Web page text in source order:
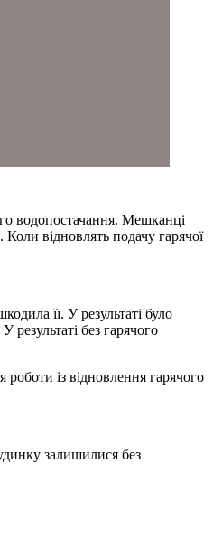
водопостачання. Мешканці
відновлять подачу гарячої
її. У результаті було
без гарячого
із відновлення гарячого
залишилися без